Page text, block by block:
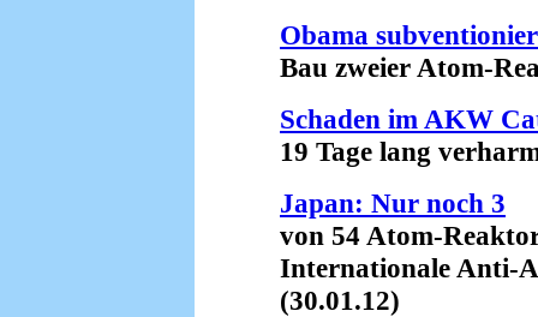
Obama
Bau zweier Atom-
Schaden im AKW
19 Tage lang
Japan: Nur noch 3
von 54 Atom-
Internationale Anti-
(30.01.12)